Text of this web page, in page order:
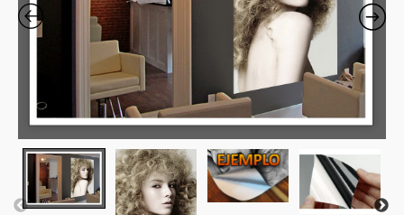
precios:
desde
€22.00
hasta